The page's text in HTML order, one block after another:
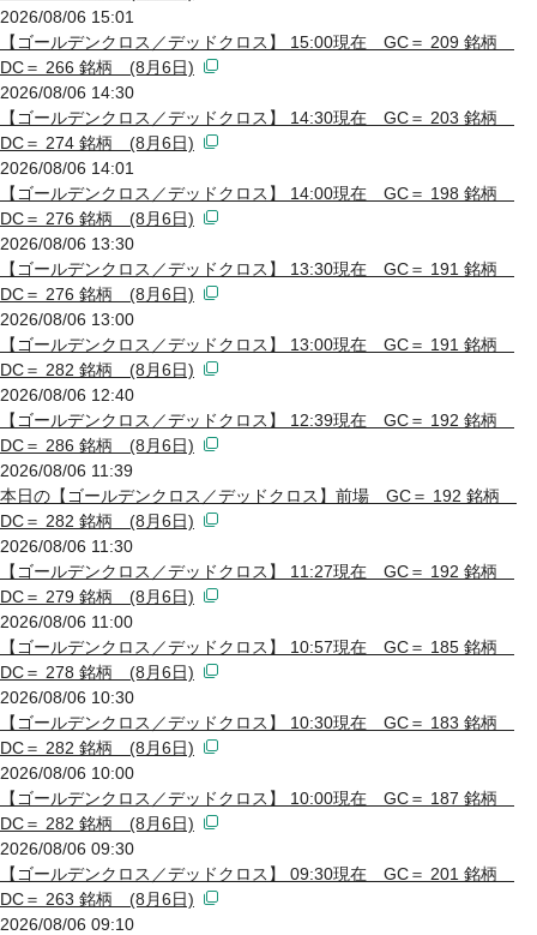
2026/08/06 15:01
【ゴールデンクロス／デッドクロス】 15:00現在 GC＝ 209 銘柄
DC＝ 266 銘柄 (8月6日)
2026/08/06 14:30
【ゴールデンクロス／デッドクロス】 14:30現在 GC＝ 203 銘柄
DC＝ 274 銘柄 (8月6日)
2026/08/06 14:01
【ゴールデンクロス／デッドクロス】 14:00現在 GC＝ 198 銘柄
DC＝ 276 銘柄 (8月6日)
2026/08/06 13:30
【ゴールデンクロス／デッドクロス】 13:30現在 GC＝ 191 銘柄
DC＝ 276 銘柄 (8月6日)
2026/08/06 13:00
【ゴールデンクロス／デッドクロス】 13:00現在 GC＝ 191 銘柄
DC＝ 282 銘柄 (8月6日)
2026/08/06 12:40
【ゴールデンクロス／デッドクロス】 12:39現在 GC＝ 192 銘柄
DC＝ 286 銘柄 (8月6日)
2026/08/06 11:39
本日の【ゴールデンクロス／デッドクロス】前場 GC＝ 192 銘柄
DC＝ 282 銘柄 (8月6日)
2026/08/06 11:30
【ゴールデンクロス／デッドクロス】 11:27現在 GC＝ 192 銘柄
DC＝ 279 銘柄 (8月6日)
2026/08/06 11:00
【ゴールデンクロス／デッドクロス】 10:57現在 GC＝ 185 銘柄
DC＝ 278 銘柄 (8月6日)
2026/08/06 10:30
【ゴールデンクロス／デッドクロス】 10:30現在 GC＝ 183 銘柄
DC＝ 282 銘柄 (8月6日)
2026/08/06 10:00
【ゴールデンクロス／デッドクロス】 10:00現在 GC＝ 187 銘柄
DC＝ 282 銘柄 (8月6日)
2026/08/06 09:30
【ゴールデンクロス／デッドクロス】 09:30現在 GC＝ 201 銘柄
DC＝ 263 銘柄 (8月6日)
2026/08/06 09:10